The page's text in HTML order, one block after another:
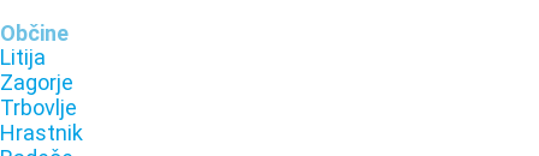
Občine
Litija
Zagorje
Trbovlje
Hrastnik